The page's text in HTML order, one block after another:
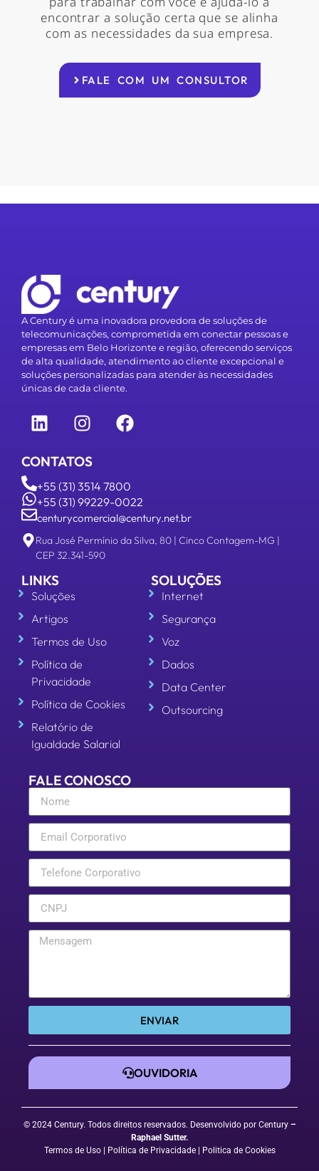
encontrar a solução certa que se alinha
com as necessidades da sua empresa.
FALE COM UM CONSULTOR
A Century é uma inovadora provedora de soluções de
telecomunicações, comprometida em conectar pessoas e
empresas em Belo Horizonte e região, oferecendo serviços
de alta qualidade, atendimento ao cliente excepcional e
soluções personalizadas para atender às necessidades
únicas de cada cliente.
CONTATOS
+55 (31) 3514 7800
+55 (31) 99229-0022
centurycomercial@century.net.br
Rua José Permínio da Silva, 80 | Cinco Contagem-MG |
CEP 32.341-590
LINKS
Soluções
Artigos
Termos de Uso
Política de
Privacidade
Política de Cookies
Relatório de
Igualdade Salarial
SOLUÇÕES
Internet
Segurança
Voz
Dados
Data Center
Outsourcing
FALE CONOSCO
ENVIAR
OUVIDORIA
© 2024 Century. Todos direitos reservados. Desenvolvido por Century –
Raphael Sutter.
Termos de Uso
| Política de Privacidade| Politica de Cookies